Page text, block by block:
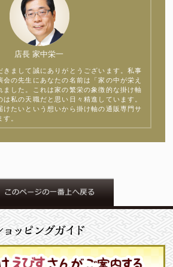
店長 家中栄一
きまして誠にありがとうございます。私事
の先生にあなたの名前は「家の中が栄え
ました。これは家の繁栄の象徴的な掛け軸
は私の天職だと思い日々精進しています。
けたいという想いから掛け軸の通販専門サ
。